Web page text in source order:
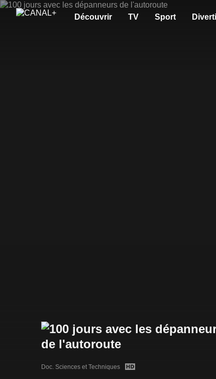
Découvrir TV Sport
Doc. Sciences et Techniques